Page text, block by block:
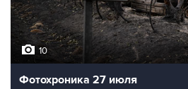
10
Фотохроника 27 июля